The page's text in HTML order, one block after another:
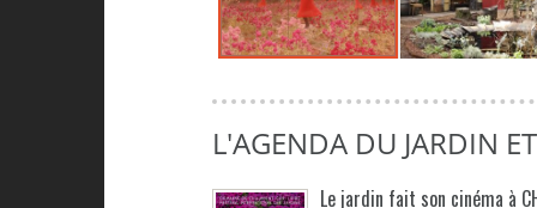
L'AGENDA DU JARDIN
Le jardin fait son cinéma à